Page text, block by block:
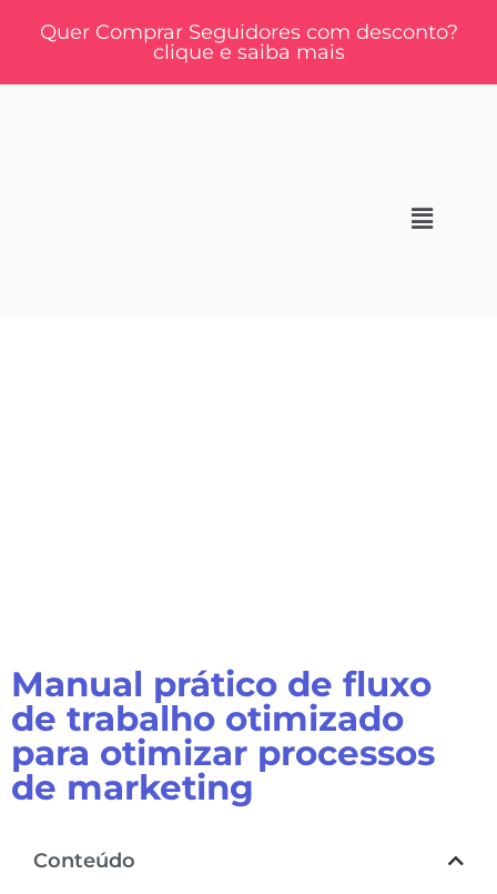
Quer Comprar Seguidores com desconto?
clique e saiba mais
Manual prático de fluxo
de trabalho otimizado
para otimizar processos
de marketing
Conteúdo